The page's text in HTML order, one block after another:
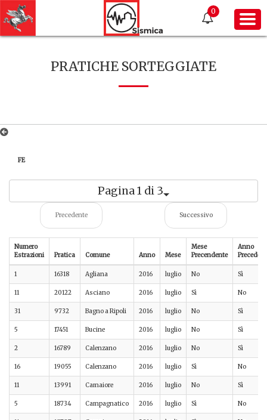
0
PRATICHE SORTEGGIATE
FE
Pagina 1 di 3
Precedente Successivo
Numero
Estrazioni
Pratica Comune Anno Mese
Mese
Precendente
Anno
1 16318 Agliana 2016 luglio No Sì
11 20122 Asciano 2016 luglio Sì No
31 9732 Bagno a Ripoli 2016 luglio No Sì
5 17451 Bucine 2016 luglio No Sì
2 16789 Calenzano 2016 luglio No Sì
16 19055 Calenzano 2016 luglio Sì No
11 13991 Camaiore 2016 luglio No Sì
5 18734 Campagnatico 2016 luglio Sì No